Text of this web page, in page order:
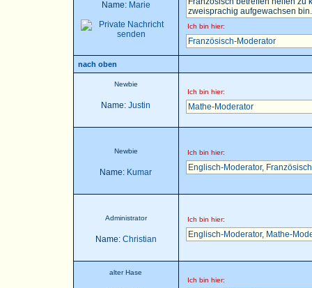
Name: Marie
zweisprachig aufgewachsen
Ich bin hier:
Französisch-Moderator
nach oben
Newbie
Name: Justin
Ich bin hier:
Mathe-Moderator
Newbie
Name: Kumar
Ich bin hier:
Englisch-Moderator,
Administrator
Name: Christian
Ich bin hier:
Englisch-Moderator, Mathe-
alter Hase
Ich bin hier: